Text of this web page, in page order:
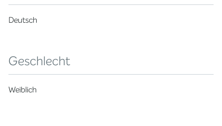
Deutsch
Geschlecht
Weiblich